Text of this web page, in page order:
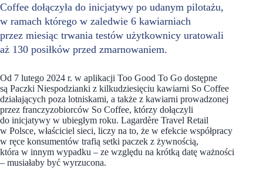
Coffee dołączyła do inicjatywy po udanym pilotażu,
w ramach którego w zaledwie 6 kawiarniach
przez miesiąc trwania testów użytkownicy uratowali
aż 130 posiłków przed zmarnowaniem.
Od 7 lutego 2024 r. w aplikacji Too Good To Go dostępne
są Paczki Niespodzianki z kilkudziesięciu kawiarni So Coffee
działających poza lotniskami, a także z kawiarni prowadzonej
przez franczyzobiorców So Coffee, którzy dołączyli
do inicjatywy w ubiegłym roku. Lagardère Travel Retail
w Polsce, właściciel sieci, liczy na to, że w efekcie współpracy
w ręce konsumentów trafią setki paczek z żywnością,
która w innym wypadku – ze względu na krótką datę ważności
– musiałaby być wyrzucona.